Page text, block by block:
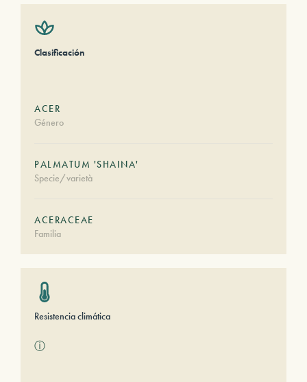
Clasificación
ACER
Género
PALMATUM 'SHAINA'
Specie/varietà
ACERACEAE
Familia
Resistencia climática
ⓘ